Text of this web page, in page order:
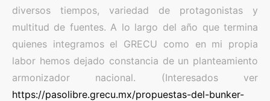
diversos tiempos, variedad de protagonistas y
multitud de fuentes. A lo largo del año que termina
quienes integramos el GRECU como en mi propia
labor hemos dejado constancia de un planteamiento
armonizador nacional. (Interesados ver
https://pasolibre.grecu.mx/propuestas-del-bunker-